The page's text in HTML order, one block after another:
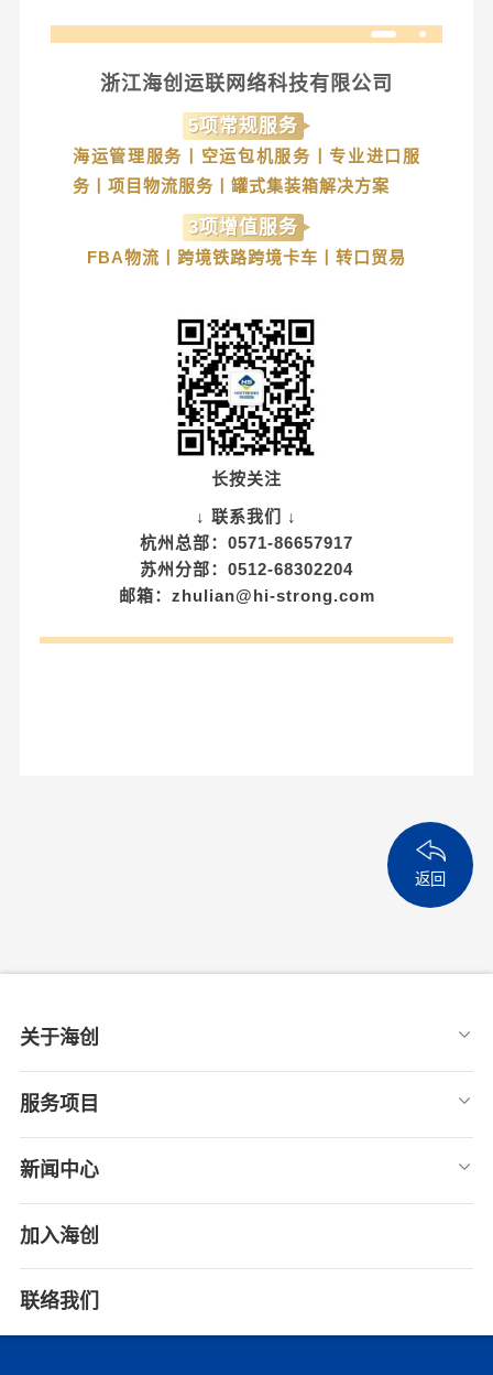
浙江海创运联网络科技有限公司
5项常规服务
海运管理服务丨空运包机服务丨专业进口服
务丨项目物流服务丨罐式集装箱解决方案
3项增值服务
FBA物流 跨境铁路跨境卡车丨转口贸易
长按关注
↓ 联系我们 ↓
杭州总部：0571-86657917
苏州分部：0512-68302204
邮箱：zhulian@hi-strong.com
返回
关于海创
服务项目
新闻中心
加入海创
联络我们